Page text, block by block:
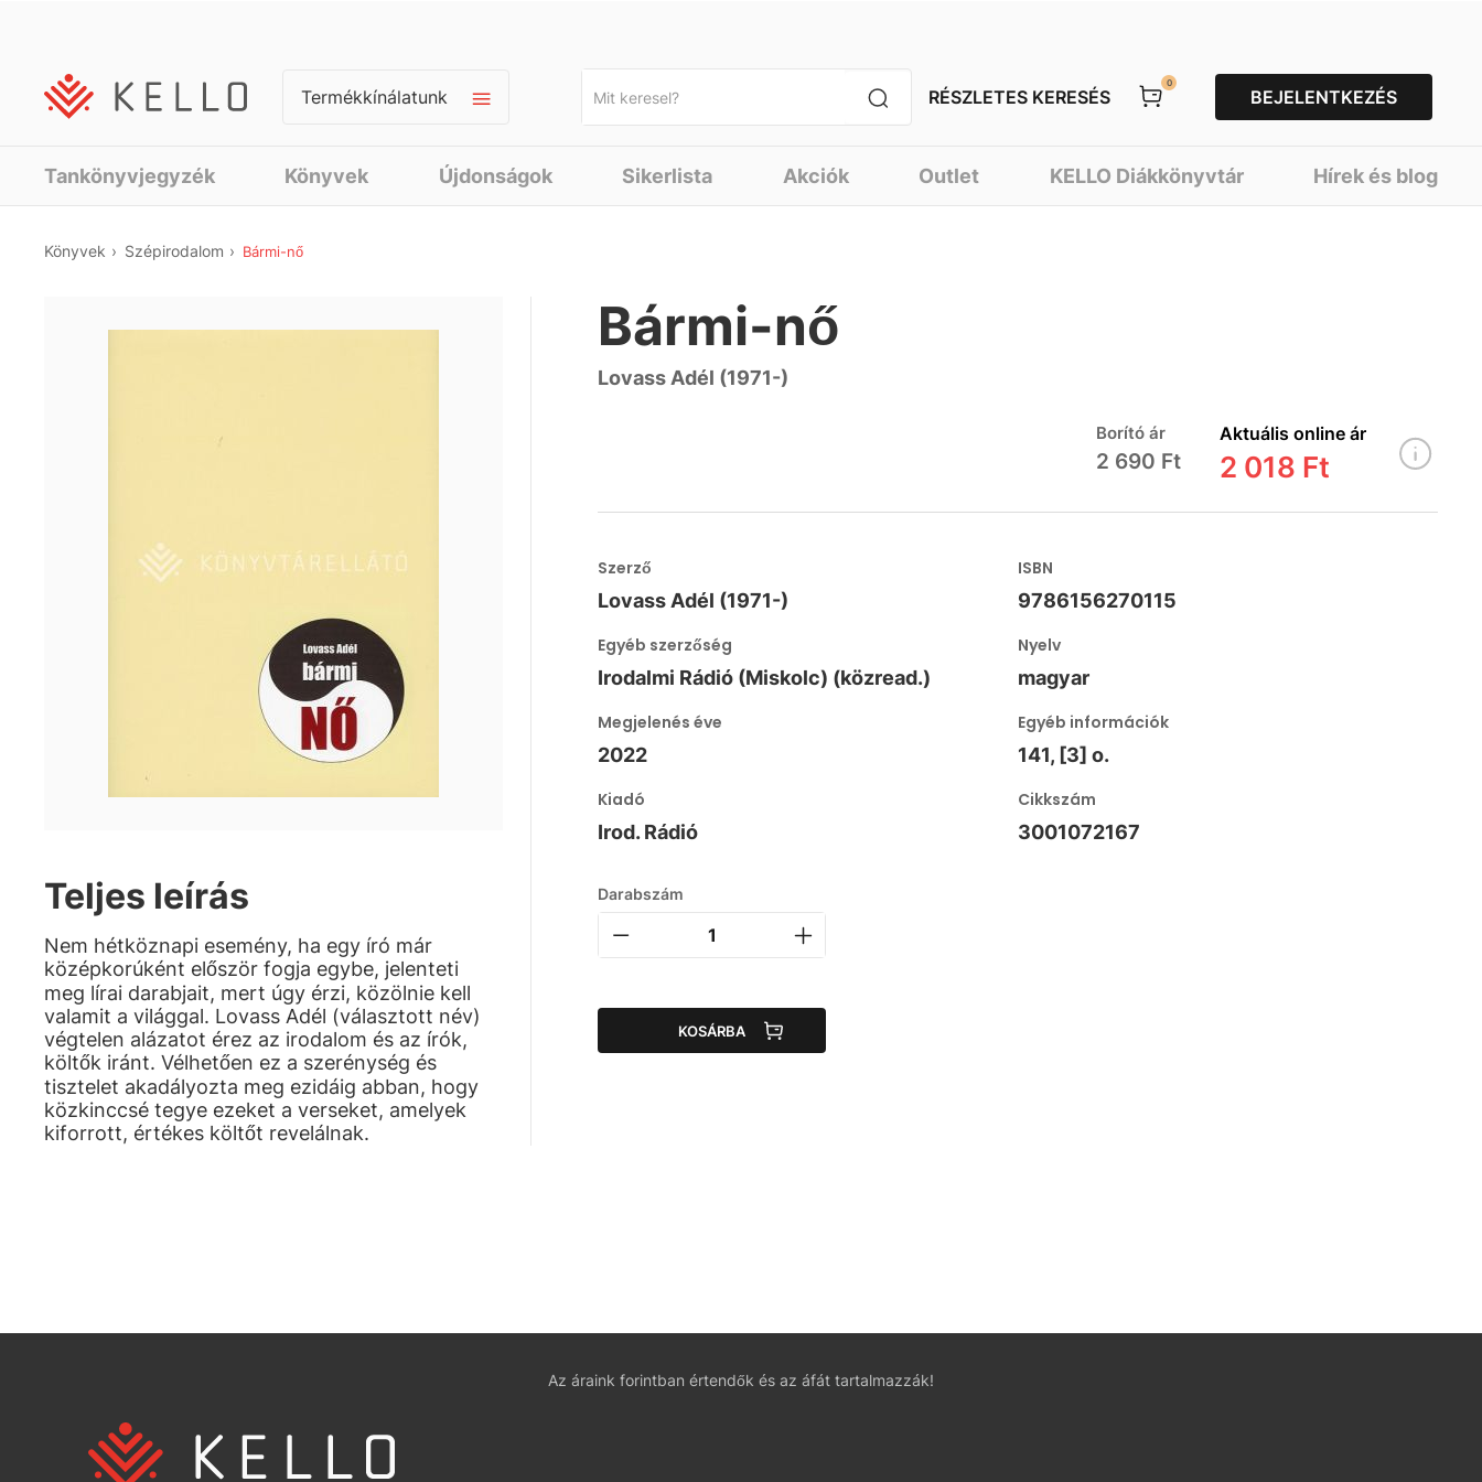
Termékkínálatunk RÉSZLETES KERESÉS
0
BEJELENTKEZÉS
Tankönyvjegyzék Könyvek Újdonságok Sikerlista Akciók Outlet KELLO Diákkönyvtár Hírek és blog
Könyvek Szépirodalom Bármi-nő
Teljes leírás
Nem hétköznapi esemény, ha egy író már
középkorúként először fogja egybe, jelenteti
meg lírai darabjait, mert úgy érzi, közölnie kell
valamit a világgal. Lovass Adél (választott név)
végtelen alázatot érez az irodalom és az írók,
költők iránt. Vélhetően ez a szerénység és
tisztelet akadályozta meg ezidáig abban, hogy
közkinccsé tegye ezeket a verseket, amelyek
kiforrott, értékes költőt revelálnak.
Bármi-nő
Lovass Adél (1971-)
Borító ár
2 690 Ft
Aktuális online ár
2 018 Ft
Szerző
Lovass Adél (1971-)
ISBN
9786156270115
Egyéb szerzőség
Irodalmi Rádió (Miskolc) (közread.)
Nyelv
magyar
Megjelenés éve
2022
Egyéb információk
141, [3] o.
Kiadó
Irod. Rádió
Cikkszám
3001072167
Darabszám
KOSÁRBA
Az áraink forintban értendők és az áfát tartalmazzák!